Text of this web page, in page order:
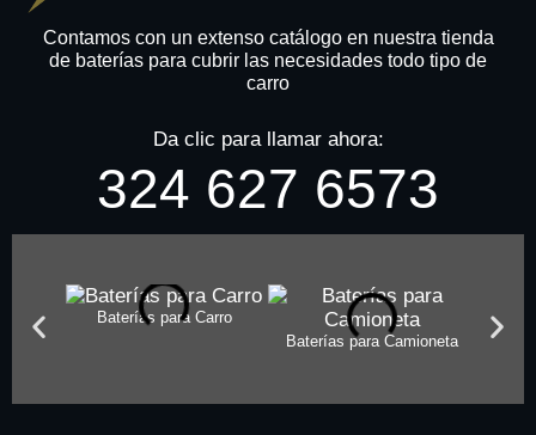
Contamos con un extenso catálogo en nuestra tienda
de baterías para cubrir las necesidades todo tipo de
carro
Da clic para llamar ahora:
324 627 6573
Baterías para Carro
Baterías para Camioneta